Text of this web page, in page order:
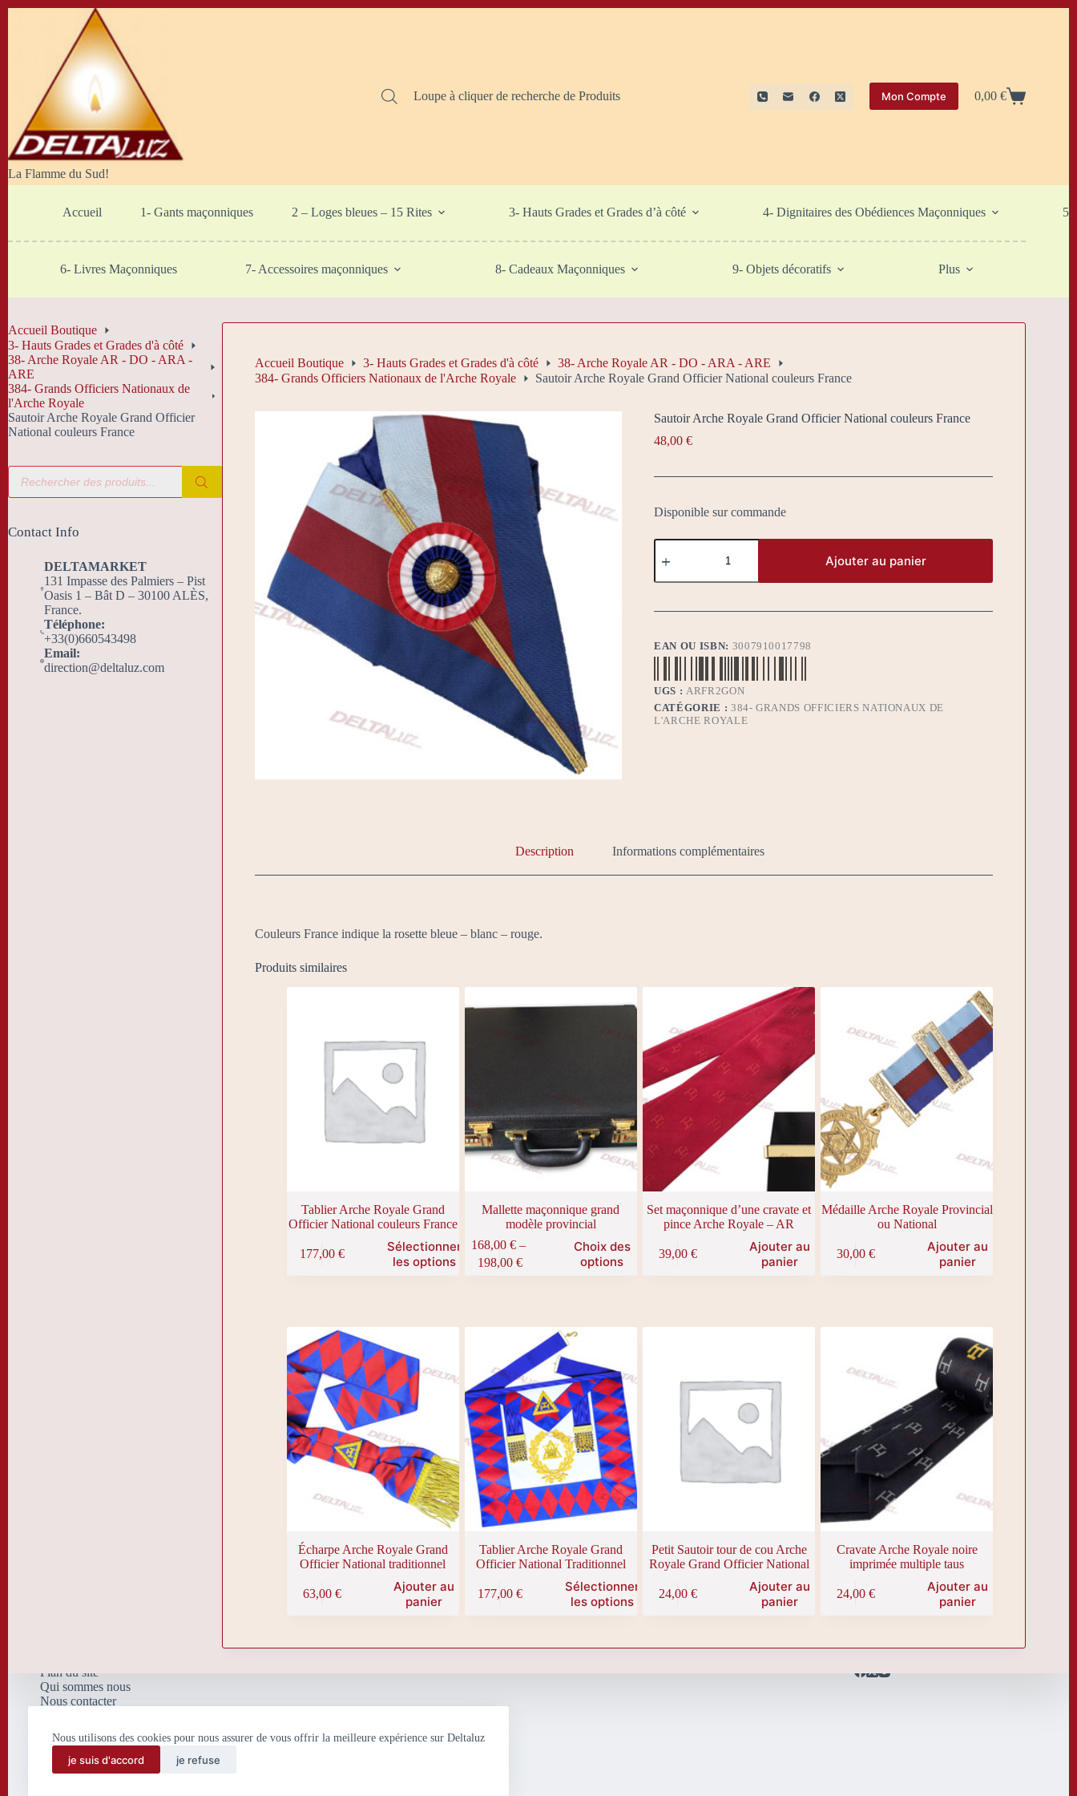
Nous utilisons des cookies pour nous assurer de vous offrir la meilleure expérience sur Deltaluz
je suis d'accord je refuse
La Flamme du Sud!
Loupe à cliquer de recherche de Produits Mon Compte
Panier
0,00€
Accueil 1- Gants maçonniques 2 – Loges bleues – 15 Rites 3- Hauts Grades et Grades d’à côté 4- Dignitaires des Obédiences Maçonniques 5-
6- Livres Maçonniques 7- Accessoires maçonniques 8- Cadeaux Maçonniques 9- Objets décoratifs Plus
Accueil Boutique 3- Hauts Grades et Grades d'à côté
38- Arche Royale AR - DO - ARA - ARE
384- Grands Officiers Nationaux de l'Arche Royale
Sautoir Arche Royale Grand Officier National couleurs France
Sautoir Arche Royale Grand Officier National couleurs France
48,00€
Disponible sur commande
quantité
de
Arche
Grand
National
couleurs
Ajouter au panier
EAN OU ISBN: 3007910017798
UGS :ARFR2GON
CATÉGORIE : 384- GRANDS OFFICIERS NATIONAUX DE
L'ARCHE ROYALE
Description Informations complémentaires
Couleurs France indique la rosette bleue – blanc – rouge.
Produits similaires
Tablier Arche Royale Grand
Officier National couleurs France
177,00 €
Sélectionner
les options
Mallette maçonnique grand
modèle provincial
168,00 €–
198,00 €
Plage
198,00 €
Choix des
options
Ce
produit
a
options
choisies
sur
page
produit
Set maçonnique d’une cravate et
pince Arche Royale – AR
39,00 €
Ajouter au
panier
Médaille Arche Royale Provincial
ou National
30,00 €
Ajouter au
panier
Écharpe Arche Royale Grand
Officier National traditionnel
63,00 €
Ajouter au
panier
Tablier Arche Royale Grand
Officier National Traditionnel
177,00 €
Sélectionner
les options
Petit Sautoir tour de cou Arche
Royale Grand Officier National
24,00 €
Ajouter au
panier
Cravate Arche Royale noire
imprimée multiple taus
24,00 €
Ajouter au
panier
Accueil Boutique
3- Hauts Grades et Grades d'à côté
38- Arche Royale AR - DO - ARA -
ARE
384- Grands Officiers Nationaux de
l'Arche Royale
Sautoir Arche Royale Grand Officier
National couleurs France
Recherche
produits
Contact Info
DELTAMARKET
131 Impasse des Palmiers – Pist
Oasis 1 – Bât D – 30100 ALÈS,
France.
Téléphone:
+33(0)660543498
Email:
direction@deltaluz.com
Plan du site
Qui sommes nous
Nous contacter
Politique de confidentialité
et de traitement de données
personnelles
Conditions Générales de